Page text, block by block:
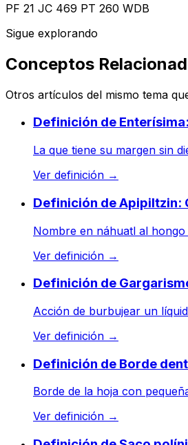
PF 21 JC 469 PT 260 WDB
Sigue explorando
Conceptos
Otros artículos del mismo tema
Definición de
La que tiene su margen sin
Ver definición →
Definición de Apipiltzin:
Nombre en náhuatl al hongo
Ver definición →
Definición de
Acción de burbujear un
Ver definición →
Definición de Borde
Borde de la hoja con
Ver definición →